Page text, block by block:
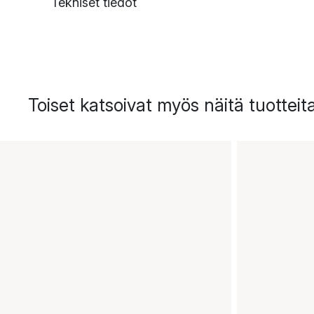
Toiset katsoivat myös näitä